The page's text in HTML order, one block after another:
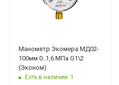
Манометр Экомера МД02-
100мм 0..1,6 МПа G1\2
(Эконом)
Есть в наличии: 1